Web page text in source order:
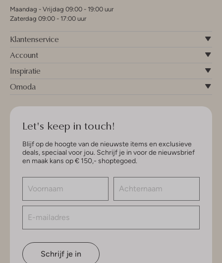
Maandag - Vrijdag 09:00 - 19:00 uur
Zaterdag 09:00 - 17:00 uur
Klantenservice
Account
Inspiratie
Omoda
Let's keep in touch!
Blijf op de hoogte van de nieuwste items en exclusieve
deals, speciaal voor jou. Schrijf je in voor de nieuwsbrief
en maak kans op € 150,- shoptegoed.
Schrijf je in